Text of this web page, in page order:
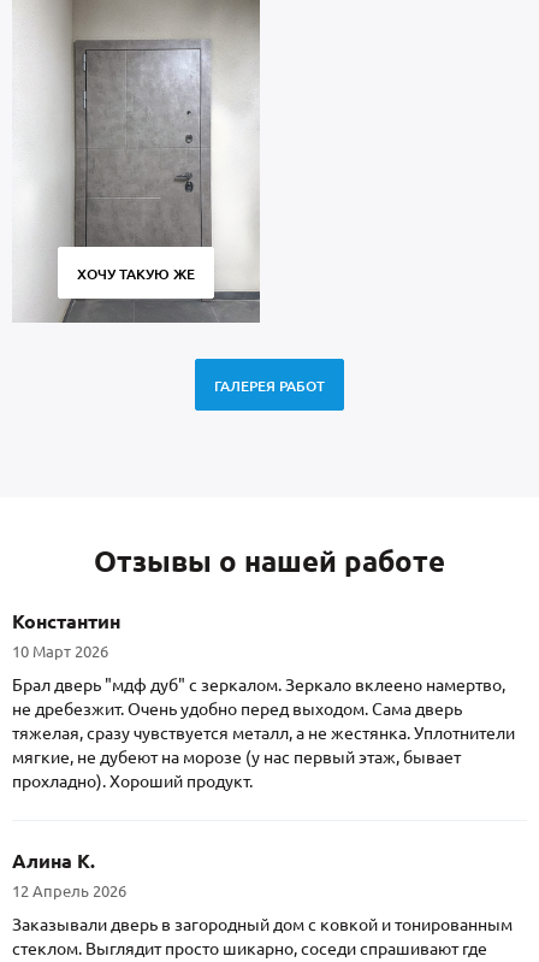
ХОЧУ ТАКУЮ ЖЕ
ГАЛЕРЕЯ РАБОТ
Отзывы о нашей работе
Константин
10 Март 2026
Брал дверь "мдф дуб" с зеркалом. Зеркало вклеено намертво,
не дребезжит. Очень удобно перед выходом. Сама дверь
тяжелая, сразу чувствуется металл, а не жестянка. Уплотнители
мягкие, не дубеют на морозе (у нас первый этаж, бывает
прохладно). Хороший продукт.
Алина К.
12 Апрель 2026
Заказывали дверь в загородный дом с ковкой и тонированным
стеклом. Выглядит просто шикарно, соседи спрашивают где